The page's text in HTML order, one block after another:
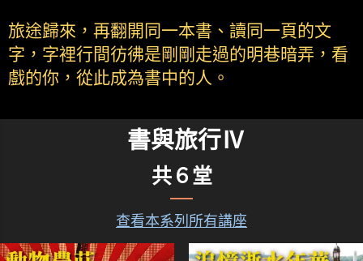
旅途歸來，再翻開同一本書、讀同一頁的文
字，字裡行間彷彿是剛剛走過的明巷暗弄，看
戲的你，從此成為書中的人。
書與旅行Ⅳ
共６堂
查看本系列所有講座